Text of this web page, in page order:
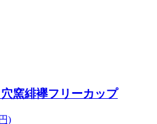
穴窯緋襷フリーカップ
)